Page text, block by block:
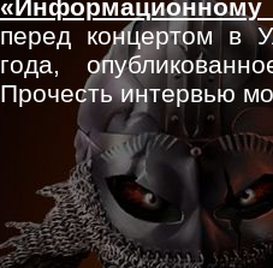
перед концертом в
года,
Прочесть интервью